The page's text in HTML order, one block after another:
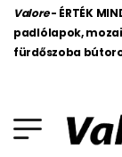
Valore - ÉRTÉK
padlólapok,
fürdőszoba